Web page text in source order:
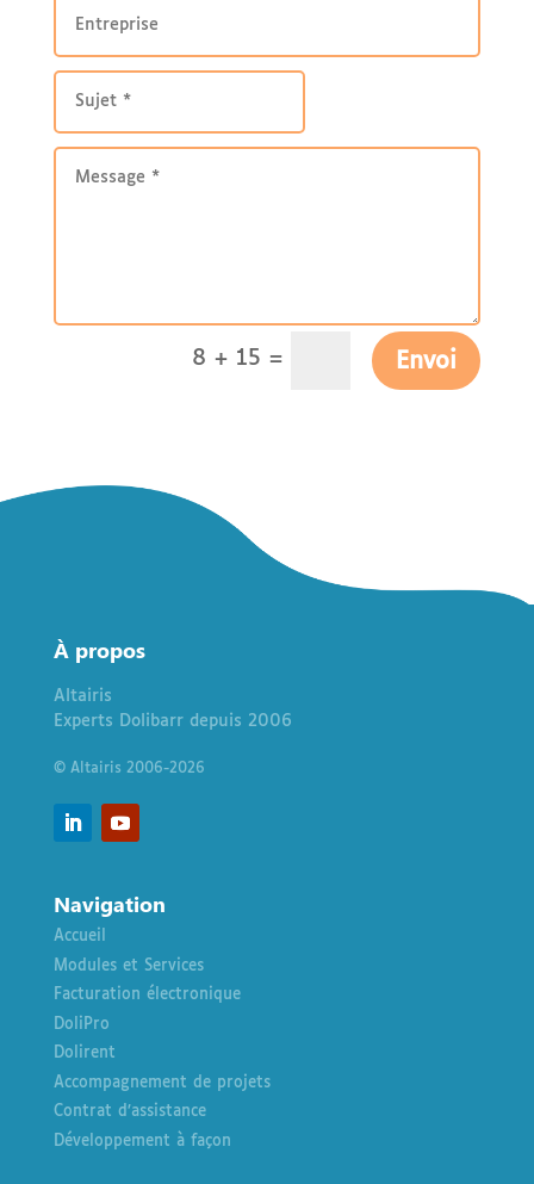
8 + 15 = Envoi
Àpropos
Altairis
Experts Dolibarr depuis 2006
© Altairis 2006-2026
Navigation
Accueil
Modules et Services
Facturation électronique
DoliPro
Dolirent
Accompagnement de projets
Contrat d’assistance
Développement à façon